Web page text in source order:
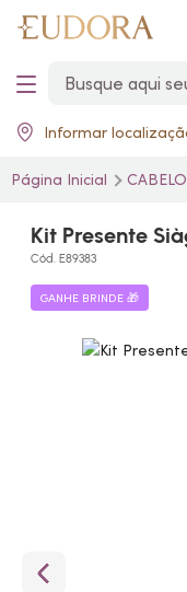
Informar
Página Inicial
Kit Presente
Cód. E89383
GANHE BRINDE 🎁